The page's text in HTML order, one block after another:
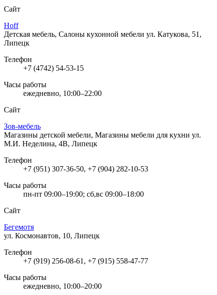
Сайт
Hoff
Детская мебель, Салоны кухонной мебели ул. Катукова, 51,
Липецк
Телефон
+7 (4742) 54-53-15
Часы работы
ежедневно, 10:00–22:00
Сайт
Зов-мебель
Магазины детской мебели, Магазины мебели для кухни ул.
М.И. Неделина, 4В, Липецк
Телефон
+7 (951) 307-36-50, +7 (904) 282-10-53
Часы работы
пн-пт 09:00–19:00; сб,вс 09:00–18:00
Сайт
Бегемотя
ул. Космонавтов, 10, Липецк
Телефон
+7 (919) 256-08-61, +7 (915) 558-47-77
Часы работы
ежедневно, 10:00–20:00